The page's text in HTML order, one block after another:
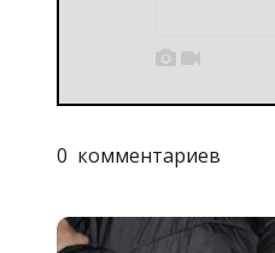
 
0 комментариев